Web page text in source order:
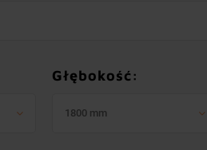
Głębokość:
1800 mm